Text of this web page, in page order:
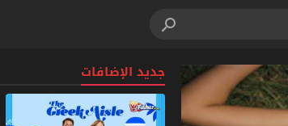
جديد الإضافات